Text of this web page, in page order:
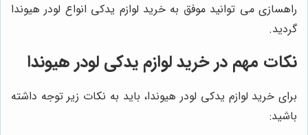
راهسازی می توانید موفق به خرید لوازم یدکی انواع لودر هیوندا
گردید.
نکات مهم در خرید لوازم یدکی لودر هیوندا
برای خرید لوازم یدکی لودر هیوندا، باید به نکات زیر توجه داشته
باشید: